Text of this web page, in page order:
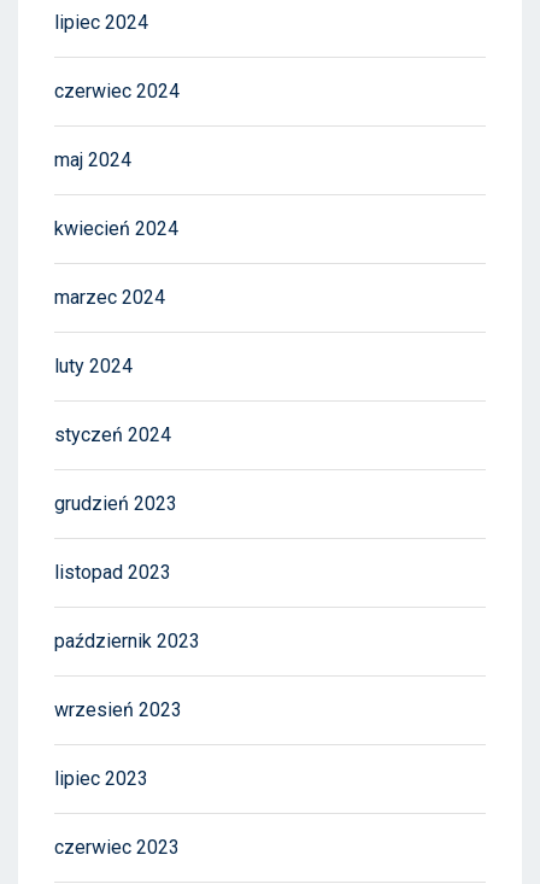
lipiec 2024
czerwiec 2024
maj 2024
kwiecień 2024
marzec 2024
luty 2024
styczeń 2024
grudzień 2023
listopad 2023
październik 2023
wrzesień 2023
lipiec 2023
czerwiec 2023